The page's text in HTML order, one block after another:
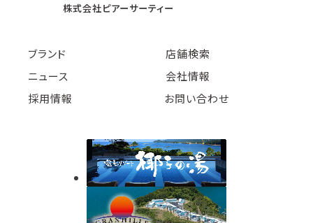
株式会社ピアーサーティー
ブランド
店舗検索
ニュース
会社情報
採用情報
お問い合わせ